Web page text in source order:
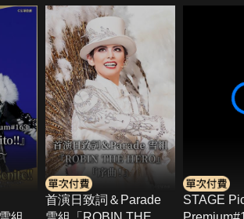
首演日致詞＆Parade
STAGE